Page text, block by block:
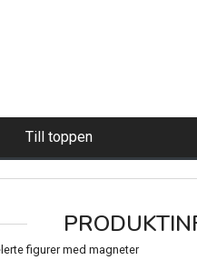
Till toppen
figurer med magneter